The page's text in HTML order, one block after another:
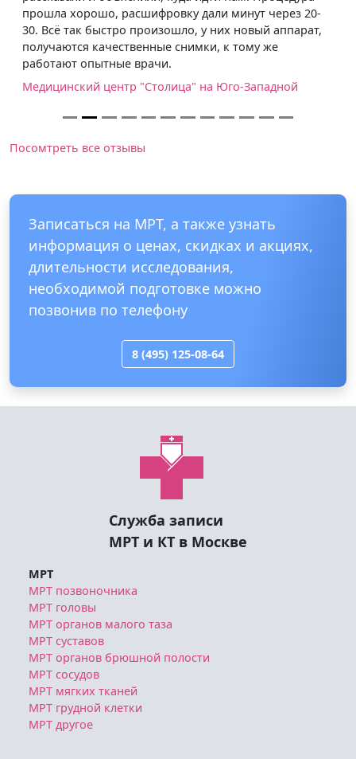
прошла хорошо, расшифровку дали минут через 20-
30. Всё так быстро произошло, у них новый аппарат,
получаются качественные снимки, к тому же
работают опытные врачи.
Медицинский центр "Столица" на Юго-Западной
Посомтреть все отзывы
Записаться на МРТ, а также узнать
информация о ценах, скидках и акциях,
длительности исследования,
необходимой подготовке можно
позвонив по телефону
8 (495) 125-08-64
Служба записи
МРТ и КТ в Москве
МРТ
МРТ позвоночника
МРТ головы
МРТ органов малого таза
МРТ суставов
МРТ органов брюшной полости
МРТ сосудов
МРТ мягких тканей
МРТ грудной клетки
МРТ другое